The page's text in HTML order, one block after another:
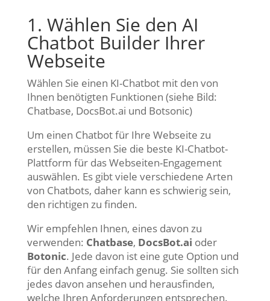
1. Wählen Sie den AI
Chatbot Builder Ihrer
Webseite
Wählen Sie einen KI-Chatbot mit den von
Ihnen benötigten Funktionen (siehe Bild:
Chatbase, DocsBot.ai und Botsonic)
Um einen Chatbot für Ihre Webseite zu
erstellen, müssen Sie die beste KI-Chatbot-
Plattform für das Webseiten-Engagement
auswählen. Es gibt viele verschiedene Arten
von Chatbots, daher kann es schwierig sein,
den richtigen zu finden.
Wir empfehlen Ihnen, eines davon zu
verwenden: Chatbase, DocsBot.ai oder
Botonic. Jede davon ist eine gute Option und
für den Anfang einfach genug. Sie sollten sich
jedes davon ansehen und herausfinden,
welche Ihren Anforderungen entsprechen.